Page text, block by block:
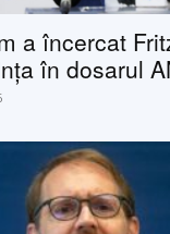
a încercat
în dosarul